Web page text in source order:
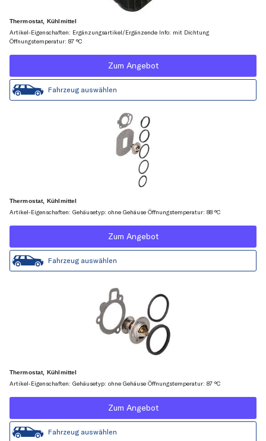
Thermostat, Kühlmittel
Artikel-Eigenschaften: Ergänzungsartikel/Ergänzende Info: mit Dichtung
Öffnungstemperatur: 87 °C
Zum Angebot
Fahrzeug auswählen
Thermostat, Kühlmittel
Artikel-Eigenschaften: Gehäusetyp: ohne Gehäuse Öffnungstemperatur: 88 °C
Zum Angebot
Fahrzeug auswählen
Thermostat, Kühlmittel
Artikel-Eigenschaften: Gehäusetyp: ohne Gehäuse Öffnungstemperatur: 87 °C
Zum Angebot
Fahrzeug auswählen